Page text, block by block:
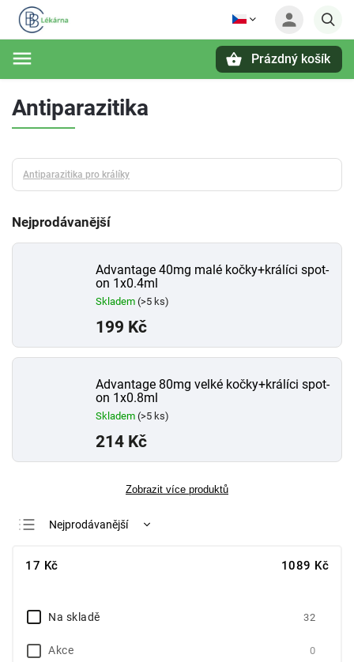
Prázdný košík
Antiparazitika
Antiparazitika pro králíky
Nejprodávanější
Advantage 40mg malé kočky+králíci spot-
on 1x0.4ml
Skladem (>5 ks)
199 Kč
Advantage 80mg velké kočky+králíci spot-
on 1x0.8ml
Skladem (>5 ks)
214 Kč
Zobrazit více produktů
Nejprodávanější
17 Kč 1089 Kč
Na skladě 32
Akce 0